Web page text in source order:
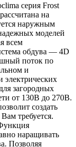
серия Frost
на
наружным
моделей
всем
обдува — 4D
поток по
и
загородных
от 130В до 270В.
создать
требуется.
наращивать
Позволяя